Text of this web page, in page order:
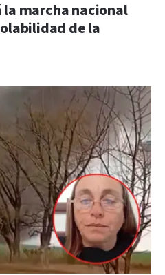
la marcha nacional
de la